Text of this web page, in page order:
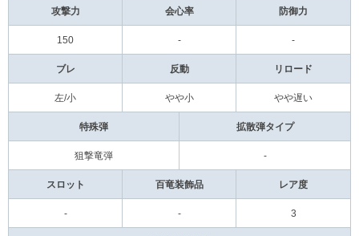
攻撃力 会心率 防御力
150 - -
ブレ 反動 リロード
左/小 やや小 やや遅い
特殊弾 拡散弾タイプ
狙撃竜弾 -
スロット 百竜装飾品 レア度
- - 3